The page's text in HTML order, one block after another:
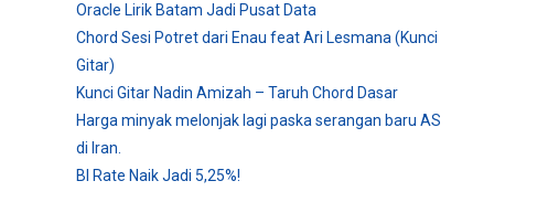
Oracle Lirik Batam Jadi Pusat Data
Chord Sesi Potret dari Enau feat Ari Lesmana (Kunci
Gitar)
Kunci Gitar Nadin Amizah – Taruh Chord Dasar
Harga minyak melonjak lagi paska serangan baru AS
di Iran.
BI Rate Naik Jadi 5,25%!